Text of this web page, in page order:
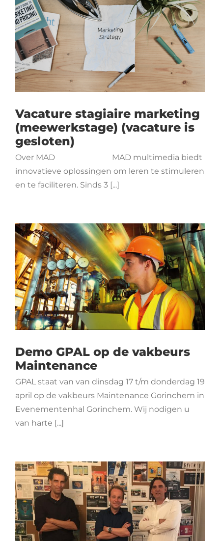
Vacature stagiaire marketing
(meewerkstage) (vacature is
gesloten)
Over MAD MAD multimedia biedt
innovatieve oplossingen om leren te stimuleren
en te faciliteren. Sinds 3 [...]
Demo GPAL op de vakbeurs
Maintenance
GPAL staat van van dinsdag 17 t/m donderdag 19
april op de vakbeurs Maintenance Gorinchem in
Evenementenhal Gorinchem. Wij nodigen u
van harte [...]